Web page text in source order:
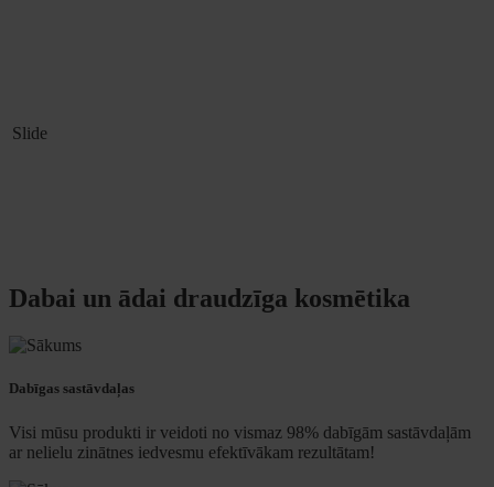
Slide
Dabai un ādai draudzīga kosmētika
Dabīgas sastāvdaļas
Visi mūsu produkti ir veidoti no vismaz 98% dabīgām sastāvdaļām
ar nelielu zinātnes iedvesmu efektīvākam rezultātam!